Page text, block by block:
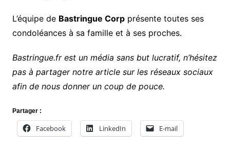
L’équipe de Bastringue Corpprésente toutes ses
condoléances à sa famille et à ses proches.
Bastringue.fr est un média sans but lucratif, n’hésitez
pas à partager notre article sur les réseaux sociaux
afin de nous donner un coup de pouce.
Partager :
Facebook LinkedIn E-mail